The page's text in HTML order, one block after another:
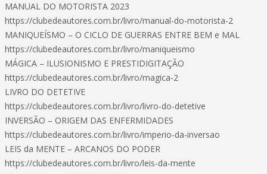
MANUAL DO MOTORISTA 2023
https://clubedeautores.com.br/livro/manual-do-motorista-2
MANIQUEÍSMO – O CICLO DE GUERRAS ENTRE BEM e MAL
https://clubedeautores.com.br/livro/maniqueismo
MÁGICA – ILUSIONISMO E PRESTIDIGITAÇÃO
https://clubedeautores.com.br/livro/magica-2
LIVRO DO DETETIVE
https://clubedeautores.com.br/livro/livro-do-detetive
INVERSÃO – ORIGEM DAS ENFERMIDADES
https://clubedeautores.com.br/livro/imperio-da-inversao
LEIS da MENTE – ARCANOS DO PODER
https://clubedeautores.com.br/livro/leis-da-mente